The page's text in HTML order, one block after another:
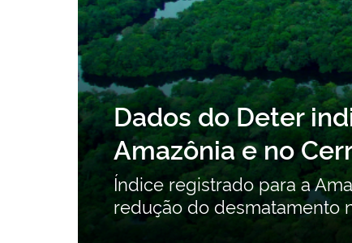
Consulta pública
Orgânicos
contribuições
Consulta pública recebe